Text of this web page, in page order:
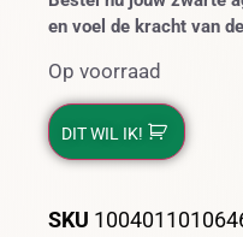
en voel de kracht van
Op voorraad
DIT WIL IK!
SKU